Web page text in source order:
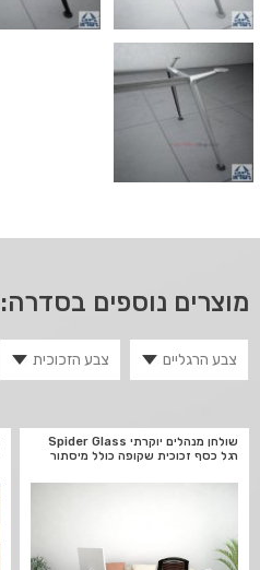
מוצרים נוספים בסדרה:
שולחן מנהלים יוקרתי Spider Glass
רגל כסף זכוכית שקופה כולל מיסתור